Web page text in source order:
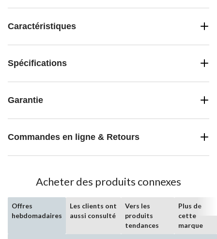
Caractéristiques
Spécifications
Garantie
Commandes en ligne & Retours
Acheter des produits connexes
Offres
hebdomadaires
Les clients ont
aussi consulté
Vers les
produits
tendances
Plus de
cette
marque